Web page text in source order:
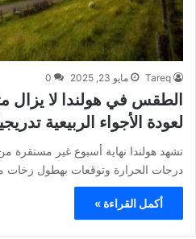
Tareq مايو 23, 2025 0
الطقس في هولندا لا يزال
لعودة الأجواء الربيعية
تشهد هولندا نهاية أسبوع غير
درجات الحرارة وتوقعات بهطول
أكمل القراءة »